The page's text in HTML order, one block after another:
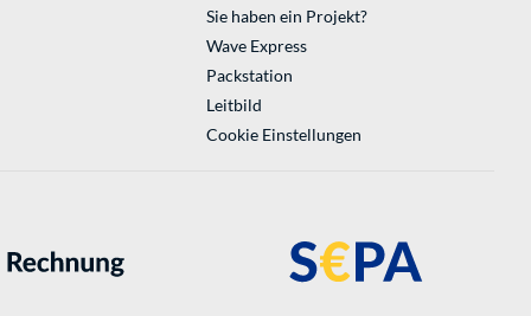
Sie haben ein Projekt?
Wave Express
Packstation
Leitbild
Cookie Einstellungen